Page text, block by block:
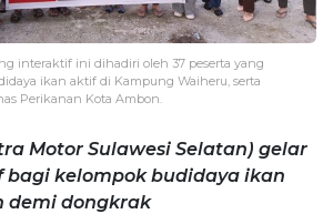
interaktif ini dihadiri oleh 37 peserta yang
ikan aktif di Kampung Waiheru, serta
Perikanan Kota Ambon.
Motor Sulawesi Selatan) gelar
bagi kelompok budidaya ikan
demi dongkrak